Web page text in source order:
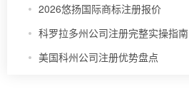
2026悠扬国际商标注册报价
科罗拉多州公司注册完整实操指南
美国科州公司注册优势盘点